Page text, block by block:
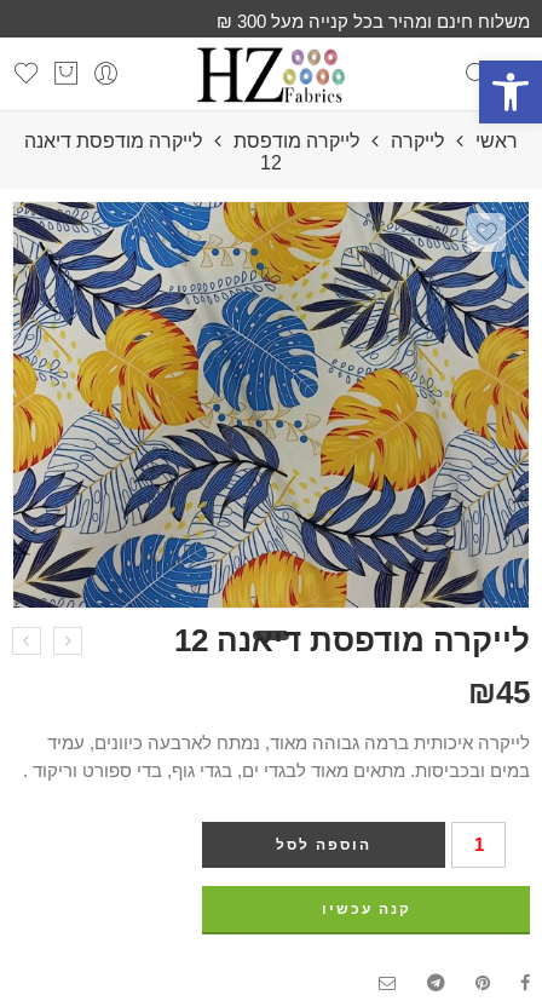
פתח סרגל נגישות
משלוח חינם ומהיר בכל קנייה מעל 300 ₪
ראשי לייקרה לייקרה מודפסת
לייקרה מודפס⁩ת דיאנה
12
לייקרה מודפס⁩ת דיאנה 12
₪45
לייקרה איכותית ברמה גבוהה מאוד, נמתח לארבעה כיוונים, עמיד
במים ובכביסות. מתאים מאוד לבגדי ים, בגדי גוף, בדי ספורט וריקוד .
הוספה לסל
קנה עכשיו